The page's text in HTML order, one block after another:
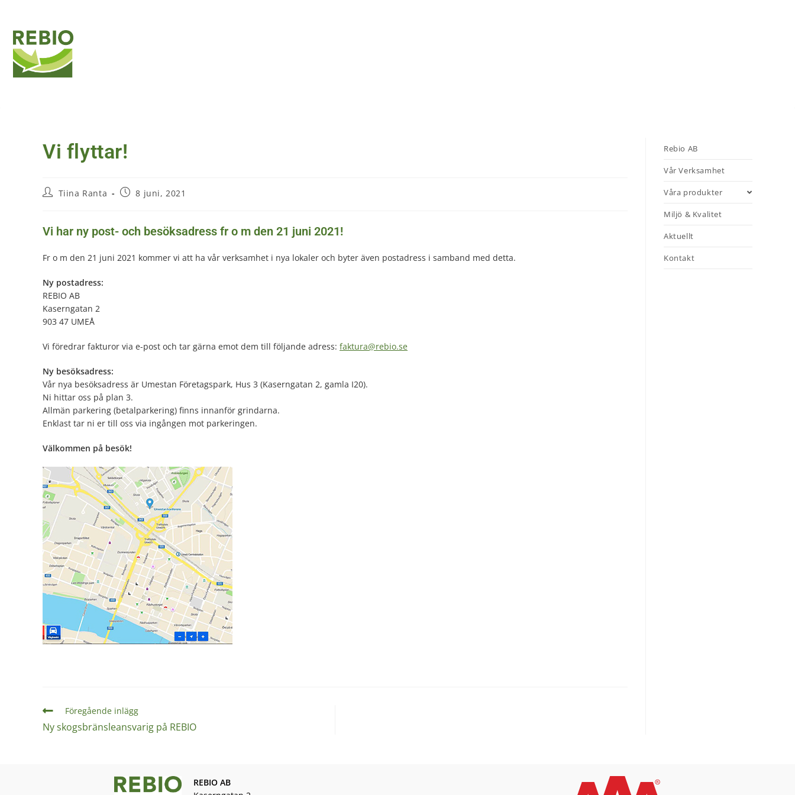
Vi flyttar!
Tiina Ranta 8 juni, 2021
Vi har ny post- och besöksadress fr o m den 21 juni 2021!
Fr o m den 21 juni 2021 kommer vi att ha vår verksamhet i nya lokaler och byter även postadress i samband med detta.
Ny postadress:
REBIO AB
Kaserngatan 2
903 47 UMEÅ
Vi föredrar fakturor via e-post och tar gärna emot dem till följande adress: faktura@rebio.se
Ny besöksadress:
Vår nya besöksadress är Umestan Företagspark, Hus 3 (Kaserngatan 2, gamla I20).
Ni hittar oss på plan 3.
Allmän parkering (betalparkering) finns innanför grindarna.
Enklast tar ni er till oss via ingången mot parkeringen.
Välkommen på besök!
Föregående inlägg
Ny skogsbränsleansvarig på REBIO
Rebio AB
Vår Verksamhet
Våra produkter
Miljö & Kvalitet
Aktuellt
Kontakt
REBIO AB